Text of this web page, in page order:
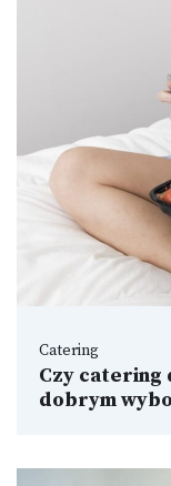
Catering
Czy catering
dobrym